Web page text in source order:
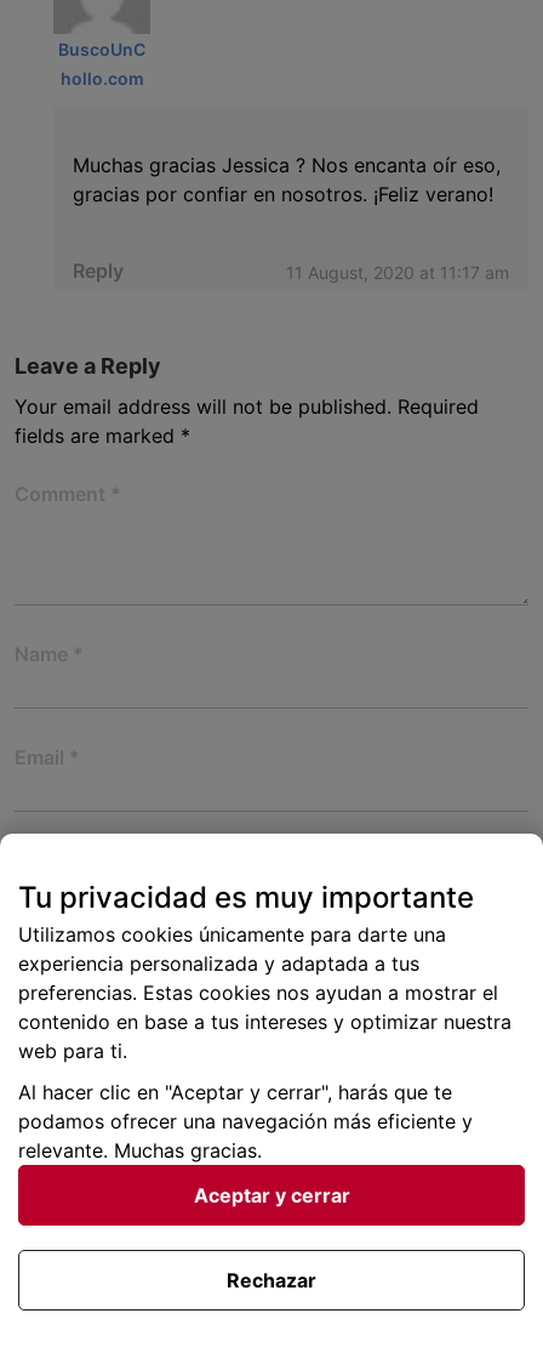
BuscoUnC
hollo.com
11 August, 2020 at 11:17 am
Muchas gracias Jessica ? Nos encanta oír eso,
gracias por confiar en nosotros. ¡Feliz verano!
Reply
Leave a Reply
Your email address will not be published. Required
fields are marked *
Comment *
Name *
Email *
for the next time I comment.
This site uses Akismet to reduce spam.
Ofertas destacadas
Tu privacidad es muy importante
Utilizamos cookies únicamente para darte una
experiencia personalizada y adaptada a tus
preferencias. Estas cookies nos ayudan a mostrar el
contenido en base a tus intereses y optimizar nuestra
web para ti.
Al hacer clic en "Aceptar y cerrar", harás que te
podamos ofrecer una navegación más eficiente y
relevante. Muchas gracias.
Aceptar y cerrar
Rechazar